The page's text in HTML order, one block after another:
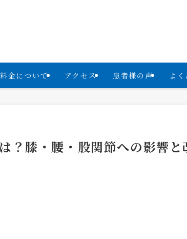
料金について アクセス 患者様の声 よ
？膝・腰・股関節への影響と